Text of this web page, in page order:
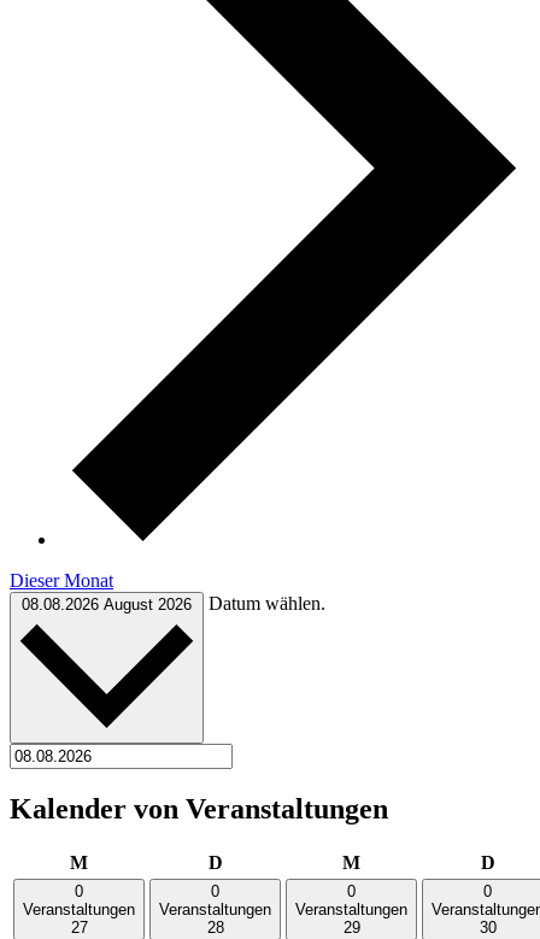
Dieser Monat
08.08.2026 August 2026 Datum wählen.
Kalender von Veranstaltungen
MMontag DDienstag MMittwoch D
0
Veranstaltungen
27
0
Veranstaltungen
28
0
Veranstaltungen
29
0
30